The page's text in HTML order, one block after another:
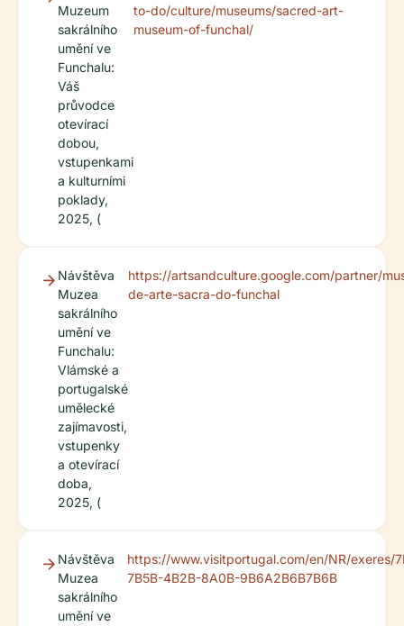
Muzeum
sakrálního
umění ve
Funchalu:
Váš
průvodce
otevírací
dobou,
vstupenkami
a kulturními
poklady,
2025, (
to-do/culture/museums/sacred-art-
museum-of-funchal/
Návštěva
Muzea
sakrálního
umění ve
Funchalu:
Vlámské a
portugalské
umělecké
zajímavosti,
vstupenky
a otevírací
doba,
2025, (
https://artsandculture.google.com/partner/
de-arte-sacra-do-funchal
Návštěva
Muzea
sakrálního
umění ve
https://www.visitportugal.com/en/NR/exeres/
7B5B-4B2B-8A0B-9B6A2B6B7B6B